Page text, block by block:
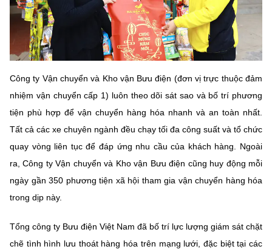
Công ty Vận chuyển và Kho vận Bưu điện (đơn vị trực thuộc đảm
nhiệm vận chuyển cấp 1) luôn theo dõi sát sao và bố trí phương
tiện phù hợp để vận chuyển hàng hóa nhanh và an toàn nhất.
Tất cả các xe chuyên ngành đều chạy tối đa công suất và tổ chức
quay vòng liên tục để đáp ứng nhu cầu của khách hàng. Ngoài
ra, Công ty Vận chuyển và Kho vận Bưu điện cũng huy động mỗi
ngày gần 350 phương tiện xã hội tham gia vận chuyển hàng hóa
trong dịp này.
Tổng công ty Bưu điện Việt Nam đã bố trí lực lượng giám sát chặt
chẽ tình hình lưu thoát hàng hóa trên mạng lưới, đặc biệt tại các